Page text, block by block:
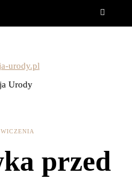
Urody
przed